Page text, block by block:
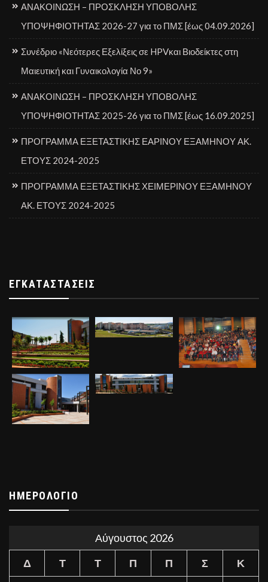
ΑΝΑΚΟΙΝΩΣΗ – ΠΡΟΣΚΛΗΣΗ ΥΠΟΒΟΛΗΣ
ΥΠΟΨΗΦΙΟΤΗΤΑΣ 2026-27 για το ΠΜΣ [έως 04.09.2026]
Συνέδριο «Νεότερες Εξελίξεις σε HPVκαι Βιοδείκτες στη
Μαιευτική και Γυναικολογία Νο 9»
ΑΝΑΚΟΙΝΩΣΗ – ΠΡΟΣΚΛΗΣΗ ΥΠΟΒΟΛΗΣ
ΥΠΟΨΗΦΙΟΤΗΤΑΣ 2025-26 για το ΠΜΣ [έως 16.09.2025]
ΠΡΟΓΡΑΜΜΑ ΕΞΕΤΑΣΤΙΚΗΣ ΕΑΡΙΝΟΥ ΕΞΑΜΗΝΟΥ ΑΚ.
ΕΤΟΥΣ 2024-2025
ΠΡΟΓΡΑΜΜΑ ΕΞΕΤΑΣΤΙΚΗΣ ΧΕΙΜΕΡΙΝΟΥ ΕΞΑΜΗΝΟΥ
ΑΚ. ΕΤΟΥΣ 2024-2025
ΕΓΚΑΤΑΣΤΆΣΕΙΣ
ΗΜΕΡΟΛΌΓΙΟ
Αύγουστος 2026
Δ
Τ Τ Π Π Σ
Κ